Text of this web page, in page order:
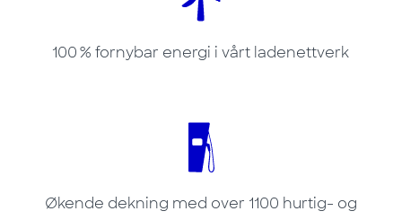
100 % fornybar energi i vårt ladenettverk
Økende dekning med over 1100 hurtig- og